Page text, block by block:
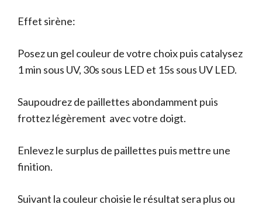
Effet sirène:
Posez un gel couleur de votre choix puis catalysez
1 min sous UV, 30s sous LED et 15s sous UV LED.
Saupoudrez de paillettes abondamment puis
frottez légèrement avec votre doigt.
Enlevez le surplus de paillettes puis mettre une
finition.
Suivant la couleur choisie le résultat sera plus ou